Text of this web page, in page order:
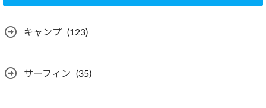
キャンプ (123)
サーフィン (35)